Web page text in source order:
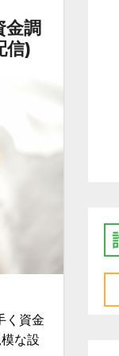
金調
信)
く資金
な設